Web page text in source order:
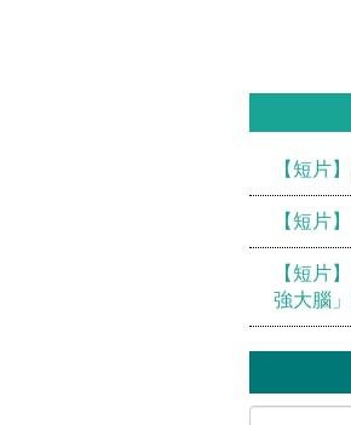
【短片
【短片
【短片
強大腦